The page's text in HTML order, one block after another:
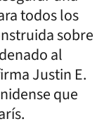
todos los
sobre
al
Justin E.
que